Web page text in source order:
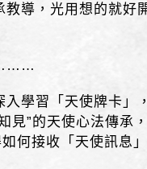
教導，光用想的就好
入學習「天使牌卡」
見”的天使心法傳承
何接收「天使訊息